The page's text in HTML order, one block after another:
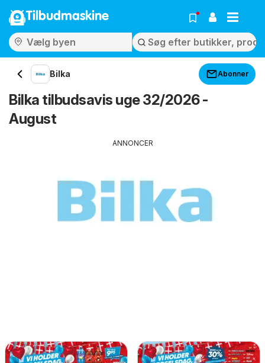
Tilbudmaskine
Bilka Abonner
Bilka tilbudsavis uge 32/2026 -
August
ANNONCER